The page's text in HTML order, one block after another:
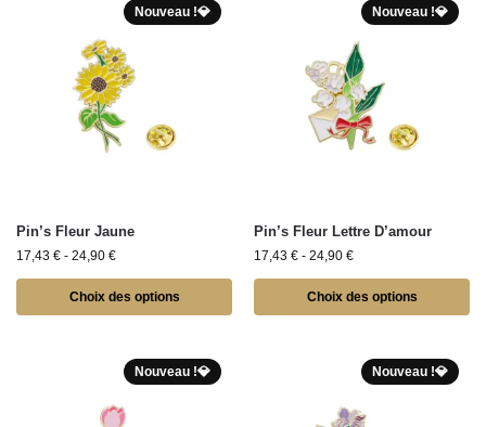
Nouveau !💎
Pin’s Fleur Jaune
17,43 € - 24,90 €
Choix des options
Nouveau !💎
Pin’s Fleur Lettre D’amour
17,43 € - 24,90 €
Choix des options
Nouveau !💎 Nouveau !💎